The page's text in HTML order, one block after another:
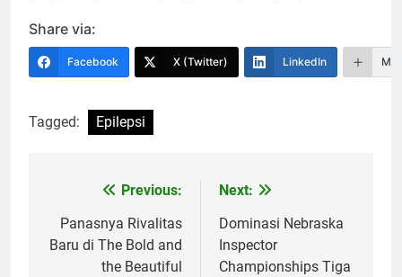
Share via:
Facebook X (Twitter) LinkedIn
Tagged: Epilepsi
Navigasi
pos
Previous:
Panasnya Rivalitas
Baru di The Bold and
the Beautiful
Next:
Dominasi Nebraska
Inspector
Championships Tiga